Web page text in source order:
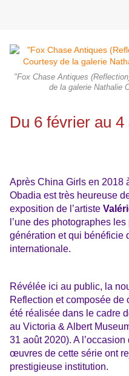
"Fox Chase Antiques
de la galerie Nathalie
Du 6 février au
Après China Girls en 2018
Obadia est très heureuse
exposition de l’artiste
l’une des photographes
génération et qui bénéficie
internationale.
Révélée ici au public, la
Reflection et composée de
été réalisée dans le cadre
au Victoria & Albert
31 août 2020). A
œuvres de cette série ont
prestigieuse institution.